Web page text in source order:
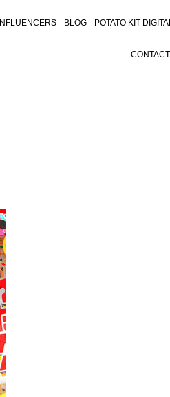
INFLUENCERS BLOG POTATO KIT